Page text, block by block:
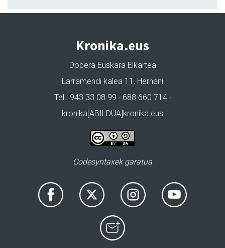
Kronika.eus
Dobera Euskara Elkartea
Larramendi kalea 11, Hernani
Tel.: 943 33 08 99 · 688 660 714 ·
kronika[ABILDUA]kronika.eus
Codesyntaxek garatua